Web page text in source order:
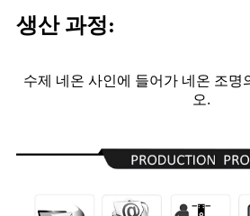
생산 과정:
수제 네온 사인에 들어가 네온 조명
오.